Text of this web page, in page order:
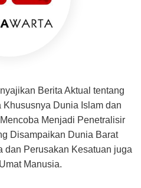
Berita Aktual tentang
Dunia Islam dan
Menjadi Penetralisir
Disampaikan Dunia Barat
dan Perusakan Kesatuan juga
Manusia.